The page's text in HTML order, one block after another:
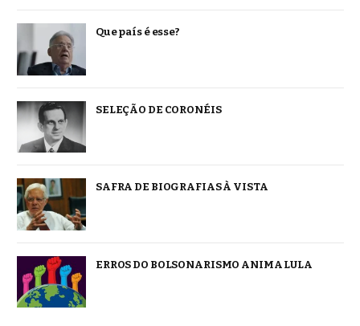
Que país é esse?
SELEÇÃO DE CORONÉIS
SAFRA DE BIOGRAFIAS À VISTA
ERROS DO BOLSONARISMO ANIMA LULA